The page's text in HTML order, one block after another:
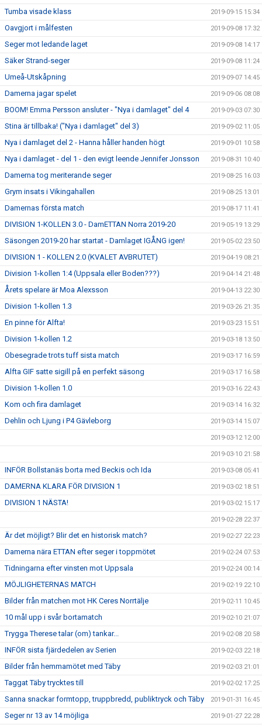
Tumba visade klass 2019-09-15 15:34
Oavgjort i målfesten 2019-09-08 17:32
Seger mot ledande laget 2019-09-08 14:17
Säker Strand-seger 2019-09-08 11:24
Umeå-Utskåpning 2019-09-07 14:45
Damerna jagar spelet 2019-09-06 08:08
BOOM! Emma Persson ansluter - "Nya i damlaget" del 4 2019-09-03 07:30
Stina är tillbaka! ("Nya i damlaget" del 3) 2019-09-02 11:05
Nya i damlaget del 2 - Hanna håller handen högt 2019-09-01 10:58
Nya i damlaget - del 1 - den evigt leende Jennifer Jonsson 2019-08-31 10:40
Damerna tog meriterande seger 2019-08-25 16:03
Grym insats i Vikingahallen 2019-08-25 13:01
Damernas första match 2019-08-17 11:41
DIVISION 1-KOLLEN 3.0 - DamETTAN Norra 2019-20 2019-05-19 13:29
Säsongen 2019-20 har startat - Damlaget IGÅNG igen! 2019-05-02 23:50
DIVISION 1 - KOLLEN 2.0 (KVALET AVBRUTET) 2019-04-19 08:21
Division 1-kollen 1:4 (Uppsala eller Boden???) 2019-04-14 21:48
Årets spelare är Moa Alexsson 2019-04-13 22:30
Division 1-kollen 1.3 2019-03-26 21:35
En pinne för Alfta! 2019-03-23 15:51
Division 1-kollen 1.2 2019-03-18 13:50
Obesegrade trots tuff sista match 2019-03-17 16:59
Alfta GIF satte sigill på en perfekt säsong 2019-03-17 16:58
Division 1-kollen 1.0 2019-03-16 22:43
Kom och fira damlaget 2019-03-14 16:32
Dehlin och Ljung i P4 Gävleborg 2019-03-14 15:07
2019-03-12 12:00
2019-03-10 21:58
INFÖR Bollstanäs borta med Beckis och Ida 2019-03-08 05:41
DAMERNA KLARA FÖR DIVISION 1 2019-03-02 18:51
DIVISION 1 NÄSTA! 2019-03-02 15:17
2019-02-28 22:37
Är det möjligt? Blir det en historisk match? 2019-02-27 22:23
Damerna nära ETTAN efter seger i toppmötet 2019-02-24 07:53
Tidningarna efter vinsten mot Uppsala 2019-02-24 00:14
MÖJLIGHETERNAS MATCH 2019-02-19 22:10
Bilder från matchen mot HK Ceres Norrtälje 2019-02-11 10:45
10 mål upp i svår bortamatch 2019-02-10 21:07
Trygga Therese talar (om) tankar... 2019-02-08 20:58
INFÖR sista fjärdedelen av Serien 2019-02-03 22:18
Bilder från hemmamötet med Täby 2019-02-03 21:01
Taggat Täby trycktes till 2019-02-02 17:25
Sanna snackar formtopp, truppbredd, publiktryck och Täby 2019-01-31 16:45
Seger nr 13 av 14 möjliga 2019-01-27 22:28